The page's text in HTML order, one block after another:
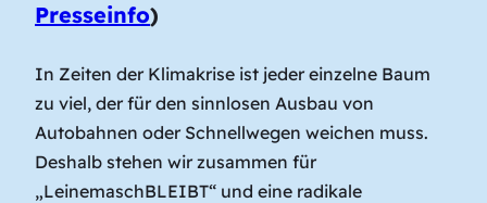
Presseinfo)
In Zeiten der Klimakrise ist jeder einzelne Baum
zu viel, der für den sinnlosen Ausbau von
Autobahnen oder Schnellwegen weichen muss.
Deshalb stehen wir zusammen für
„LeinemaschBLEIBT“ und eine radikale